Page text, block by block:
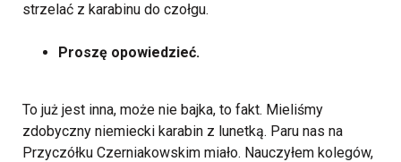
strzelać z karabinu do czołgu.
Proszę opowiedzieć.
To już jest inna, może nie bajka, to fakt. Mieliśmy
zdobyczny niemiecki karabin z lunetką. Paru nas na
Przyczółku Czerniakowskim miało. Nauczyłem kolegów,